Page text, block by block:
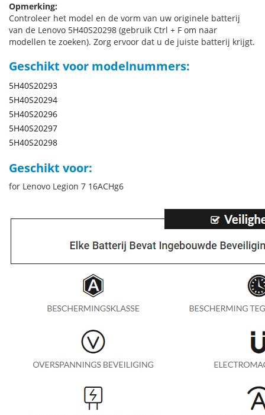
Opmerking:
Controleer het model en de vorm van uw originele batterij
van de Lenovo 5H40S20298 (gebruik Ctrl + F om naar
modellen te zoeken). Zorg ervoor dat u de juiste batterij krijgt.
Geschikt voor modelnummers:
5H40S20293
5H40S20294
5H40S20296
5H40S20297
5H40S20298
Geschikt voor:
for Lenovo Legion 7 16ACHg6